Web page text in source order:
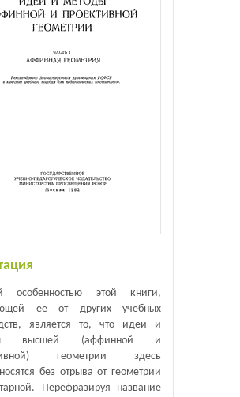
особенностью этой книги,
ее от других учебных
является то, что идеи и
высшей (аффинной и
геометрии здесь
без отрыва от геометрии
Перефразируя название